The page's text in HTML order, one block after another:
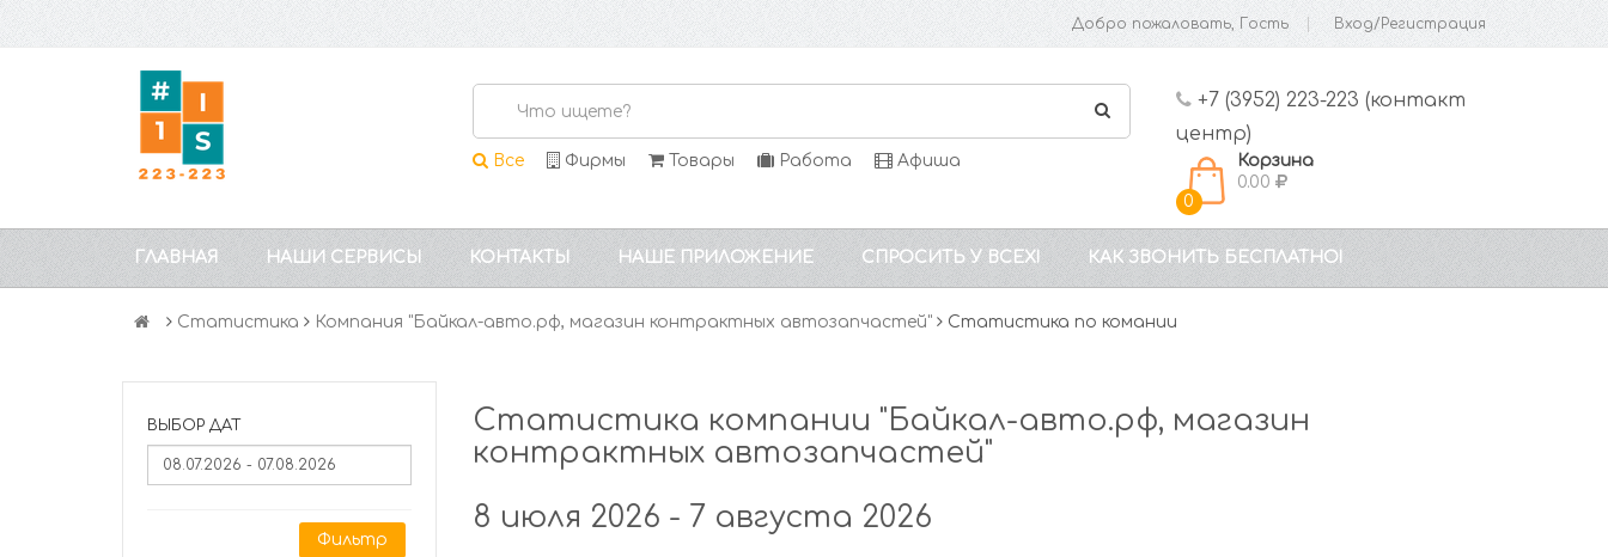
Добро пожаловать, Гость Вход/Регистрация
Все Фирмы Товары Работа Афиша
+7 (3952) 223-223 (контакт
центр)
0
Корзина
0.00
ГЛАВНАЯ НАШИ СЕРВИСЫ КОНТАКТЫ НАШЕ ПРИЛОЖЕНИЕ СПРОСИТЬ У ВСЕХ! КАК ЗВОНИТЬ БЕСПЛАТНО!
Статистика Компания "Байкал-авто.рф, магазин контрактных автозапчастей" Статистика по комании
ВЫБОР ДАТ
Фильтр
Статистика компании "Байкал-авто.рф, магазин
контрактных автозапчастей"
8 июля 2026 - 7 августа 2026